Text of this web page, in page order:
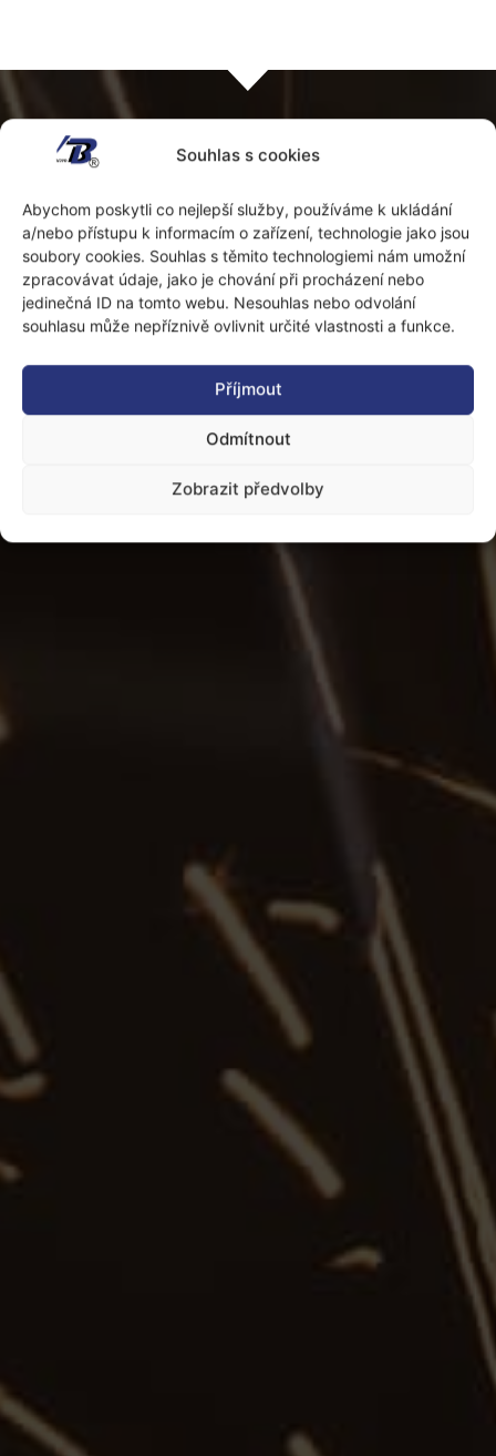
Souhlas s cookies
Abychom poskytli co nejlepší služby, používáme k ukládání
a/nebo přístupu k informacím o zařízení, technologie jako jsou
soubory cookies. Souhlas s těmito technologiemi nám umožní
zpracovávat údaje, jako je chování při procházení nebo
jedinečná ID na tomto webu. Nesouhlas nebo odvolání
souhlasu může nepříznivě ovlivnit určité vlastnosti a funkce.
Příjmout
Odmítnout
Zobrazit předvolby